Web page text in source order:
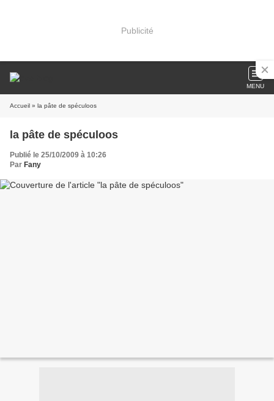
Publicité
MENU
Accueil » la pâte de spéculoos
la pâte de spéculoos
Publié le 25/10/2009 à 10:26
Par Fany